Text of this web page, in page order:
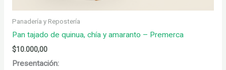
Panadería y Repostería
Pan tajado de quinua, chía y amaranto – Premerca
$10.000,00
Presentación: